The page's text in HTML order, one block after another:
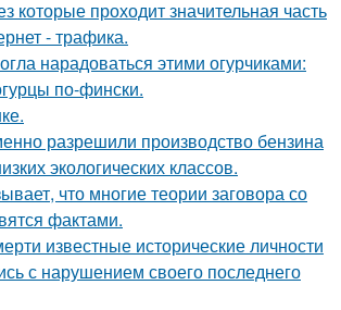
которые проходит значительная часть
- трафика.
нарадоваться этими огурчиками:
по-фински.
разрешили производство бензина
экологических классов.
что многие теории заговора со
фактами.
известные исторические личности
с нарушением своего последнего